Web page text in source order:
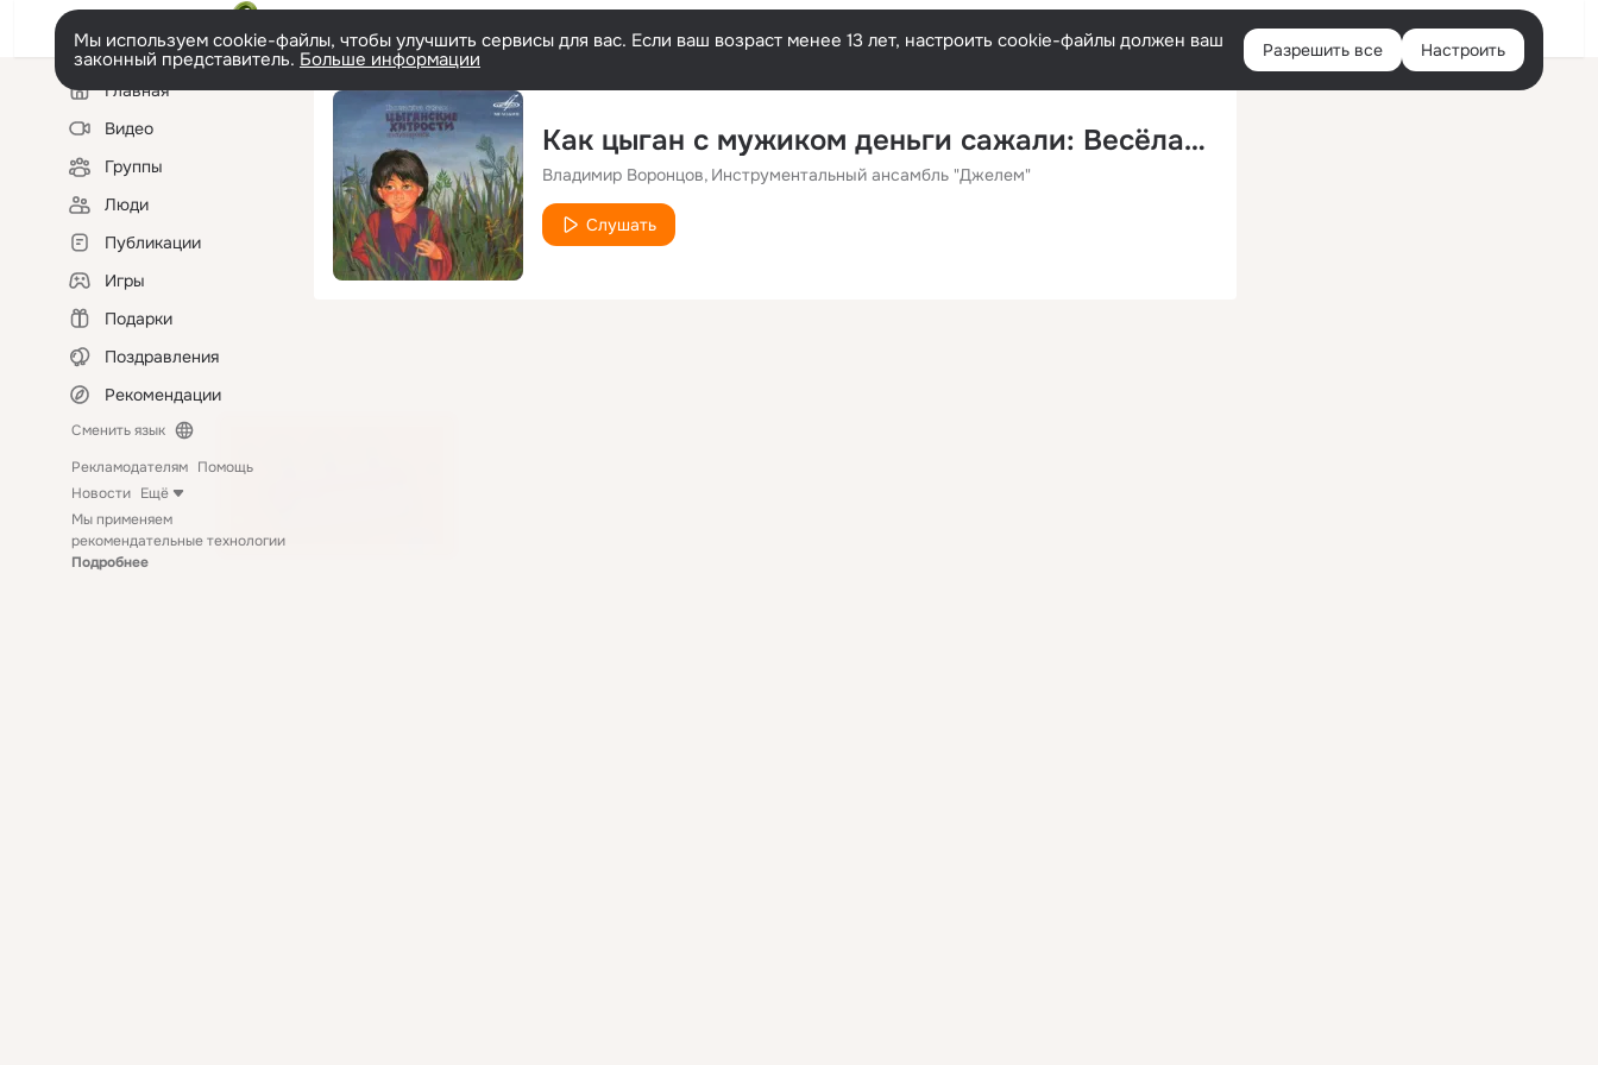
Войти
Мы используем cookie-файлы, чтобы улучшить сервисы для вас. Если ваш возраст менее 13 лет, настроить cookie-файлы должен ваш
законный представитель. Больше информации Разрешить все Настроить
Левая
колонкаГлавная
Видео
Группы
Люди
Публикации
Игры
Подарки
Поздравления
Рекомендации
Сменить язык
Рекламодателям Помощь
Новости Ещё
Мы применяем
рекомендательные технологии
Подробнее
Как цыган с мужиком деньги сажали: Весёлая песня цыгана
Владимир Воронцов Инструментальный ансамбль "Джелем"
Слушать